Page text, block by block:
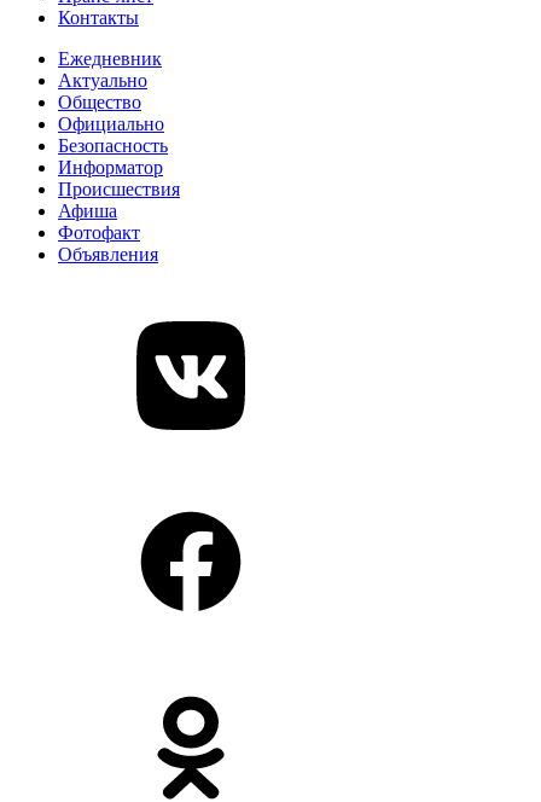
Контакты
Ежедневник
Актуально
Общество
Официально
Безопасность
Информатор
Происшествия
Афиша
Фотофакт
Объявления